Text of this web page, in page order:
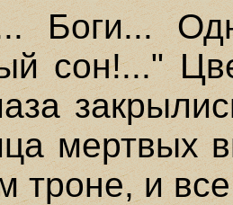
Боги...
сон!..."
мертвых
троне, и